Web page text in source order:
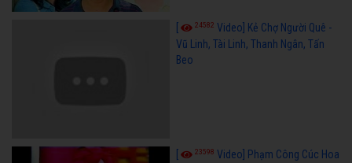
24582 Video] Kẻ Chợ Người Quê -
Vũ Linh, Tài Linh, Thanh Ngân, Tấn
Beo
23598 Video] Phạm Công Cúc Hoa